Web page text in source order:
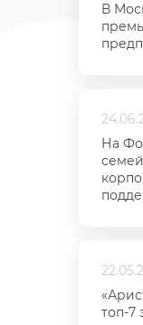
В
На
топ-7